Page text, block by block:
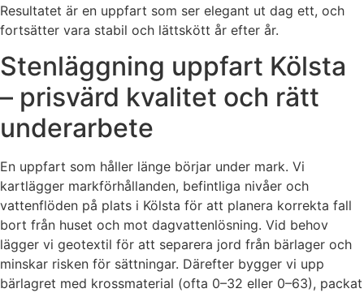
Resultatet är en uppfart som ser elegant ut dag ett, och
fortsätter vara stabil och lättskött år efter år.
Stenläggning uppfart Kölsta
– prisvärd kvalitet och rätt
underarbete
En uppfart som håller länge börjar under mark. Vi
kartlägger markförhållanden, befintliga nivåer och
vattenflöden på plats i Kölsta för att planera korrekta fall
bort från huset och mot dagvattenlösning. Vid behov
lägger vi geotextil för att separera jord från bärlager och
minskar risken för sättningar. Därefter bygger vi upp
bärlagret med krossmaterial (ofta 0–32 eller 0–63), packat